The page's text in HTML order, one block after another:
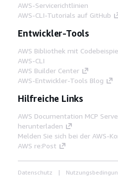
AWS-Servicerichtlinien
AWS-CLI-Tutorials auf GitHub
Entwickler-Tools
AWS Bibliothek mit
AWS-CLI
AWS Builder Center
AWS-Entwickler-Tools Blog
Hilfreiche Links
AWS Documentation MCP
herunterladen
Melden Sie sich bei der AWS-
AWS re:Post
Datenschutz